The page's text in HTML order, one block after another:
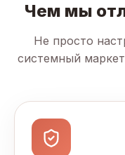
Чем мы
Не просто
системный